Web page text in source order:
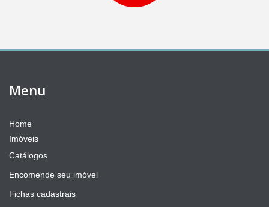
Menu
Home
Imóveis
Catálogos
Encomende seu imóvel
Fichas cadastrais